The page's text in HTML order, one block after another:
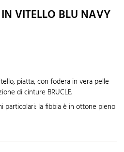
VITELLO BLU NAVY
piatta, con fodera in vera pelle
di cinture BRUCLE.
particolari: la fibbia è in ottone pieno